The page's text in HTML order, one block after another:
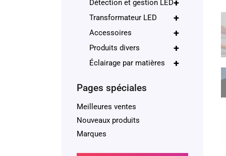
+
Détection et gestion LED
+
Transformateur LED
+
Accessoires
+
Produits divers
+
Éclairage par matières
Pages spéciales
Meilleures ventes
Nouveaux produits
Marques